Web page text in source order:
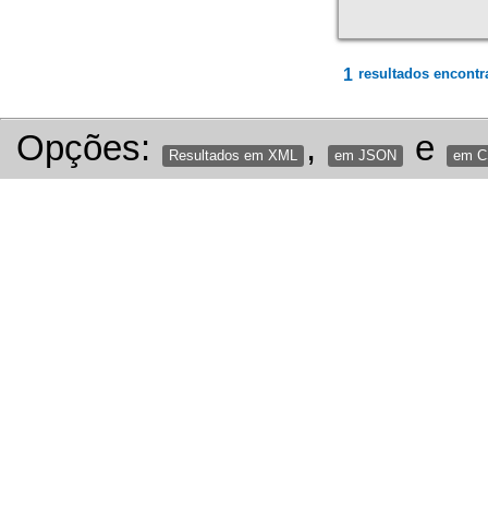
1 resultados
Opções: Resultados em XML , em JSON e em